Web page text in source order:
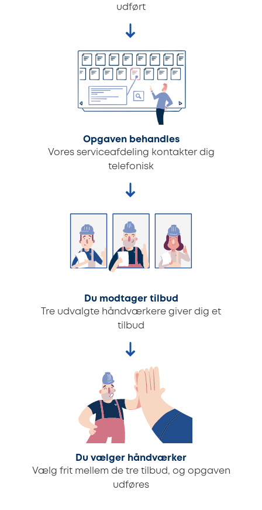
udført
Opgaven behandles
Vores serviceafdeling kontakter dig
telefonisk
Du modtager tilbud
Tre udvalgte håndværkere giver dig et
tilbud
Du vælger håndværker
Vælg frit mellem de tre tilbud, og opgaven
udføres